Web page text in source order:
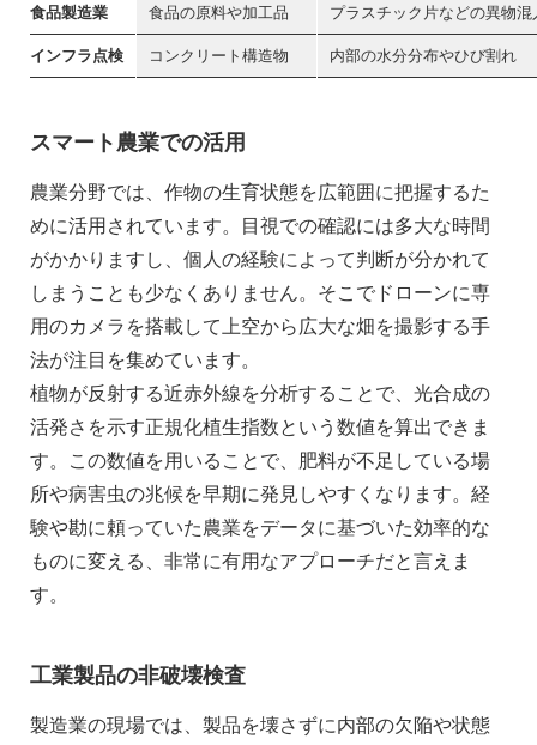
食品製造業
食品の原料や加工品
プラスチック片などの異物混
インフラ点検
コンクリート構造物 内部の水分分布やひび割れ
スマート農業での活用
農業分野では、作物の生育状態を広範囲に把握するた
めに活用されています。目視での確認には多大な時間
がかかりますし、個人の経験によって判断が分かれて
しまうことも少なくありません。そこでドローンに専
用のカメラを搭載して上空から広大な畑を撮影する手
法が注目を集めています。
植物が反射する近赤外線を分析することで、光合成の
活発さを示す正規化植生指数という数値を算出できま
す。この数値を用いることで、肥料が不足している場
所や病害虫の兆候を早期に発見しやすくなります。経
験や勘に頼っていた農業をデータに基づいた効率的な
ものに変える、非常に有用なアプローチだと言えま
す。
工業製品の非破壊検査
製造業の現場では、製品を壊さずに内部の欠陥や状態